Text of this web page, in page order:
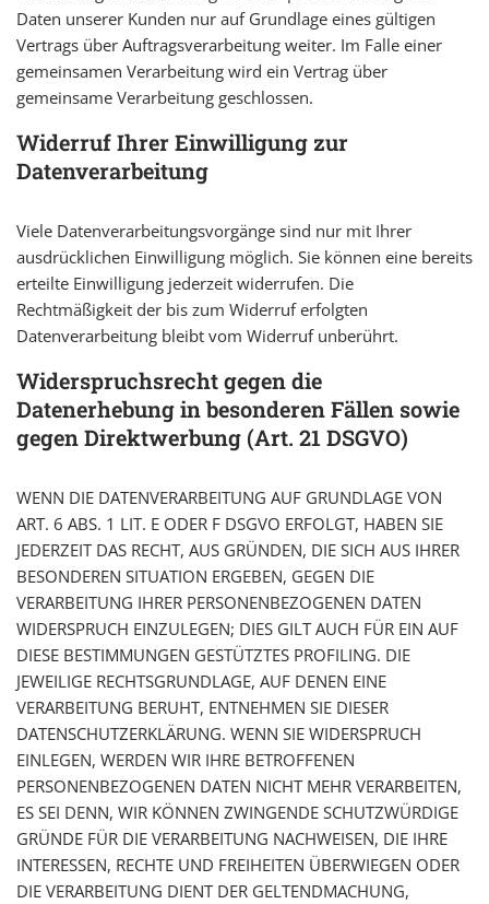
Daten unserer Kunden nur auf Grundlage eines gültigen
Vertrags über Auftragsverarbeitung weiter. Im Falle einer
gemeinsamen Verarbeitung wird ein Vertrag über
gemeinsame Verarbeitung geschlossen.
Widerruf Ihrer Einwilligung zur
Datenverarbeitung
Viele Datenverarbeitungsvorgänge sind nur mit Ihrer
ausdrücklichen Einwilligung möglich. Sie können eine bereits
erteilte Einwilligung jederzeit widerrufen. Die
Rechtmäßigkeit der bis zum Widerruf erfolgten
Datenverarbeitung bleibt vom Widerruf unberührt.
Widerspruchsrecht gegen die
Datenerhebung in besonderen Fällen sowie
gegen Direktwerbung (Art. 21 DSGVO)
WENN DIE DATENVERARBEITUNG AUF GRUNDLAGE VON
ART. 6 ABS. 1 LIT. E ODER F DSGVO ERFOLGT, HABEN SIE
JEDERZEIT DAS RECHT, AUS GRÜNDEN, DIE SICH AUS IHRER
BESONDEREN SITUATION ERGEBEN, GEGEN DIE
VERARBEITUNG IHRER PERSONENBEZOGENEN DATEN
WIDERSPRUCH EINZULEGEN; DIES GILT AUCH FÜR EIN AUF
DIESE BESTIMMUNGEN GESTÜTZTES PROFILING. DIE
JEWEILIGE RECHTSGRUNDLAGE, AUF DENEN EINE
VERARBEITUNG BERUHT, ENTNEHMEN SIE DIESER
DATENSCHUTZERKLÄRUNG. WENN SIE WIDERSPRUCH
EINLEGEN, WERDEN WIR IHRE BETROFFENEN
PERSONENBEZOGENEN DATEN NICHT MEHR VERARBEITEN,
ES SEI DENN, WIR KÖNNEN ZWINGENDE SCHUTZWÜRDIGE
GRÜNDE FÜR DIE VERARBEITUNG NACHWEISEN, DIE IHRE
INTERESSEN, RECHTE UND FREIHEITEN ÜBERWIEGEN ODER
DIE VERARBEITUNG DIENT DER GELTENDMACHUNG,